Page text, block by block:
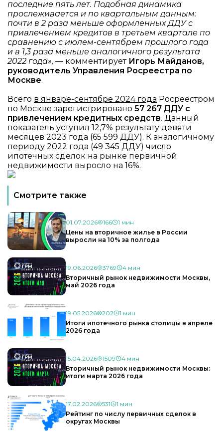
последние пять лет. Подобная динамика
прослеживается и по квартальным данным:
почти в 2 раза меньше оформленных ДДУ с
привлечением кредитов в третьем квартале по
сравнению с июлем-сентябрем прошлого года
и в 1,3 раза меньше аналогичного результата
2022 года», — комментирует Игорь Майданов,
руководитель Управления Росреестра по
Москве.
Всего в январе-сентябре 2024 года Росреестром
по Москве зарегистрировано 57 267 ДДУ с
привлечением кредитных средств. Данный
показатель уступил 12,7% результату девяти
месяцев 2023 года (65 599 ДДУ). К аналогичному
периоду 2022 года (49 345 ДДУ) число
ипотечных сделок на рынке первичной
недвижимости выросло на 16%.
Смотрите также
01.07.2026 166
1 мин
Цены на вторичное жилье в России
выросли на 10% за полгода
19.06.2026 3769
4 мин
Вторичный рынок недвижимости Москвы,
май 2026 года
19.05.2026 202
1 мин
Итоги ипотечного рынка столицы в апреле
2026 года
15.04.2026 1509
4 мин
Вторичный рынок недвижимости Москвы:
итоги марта 2026 года
17.02.2026 531
1 мин
Рейтинг по числу первичных сделок в
округах Москвы